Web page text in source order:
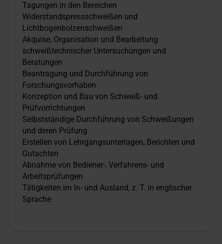
Tagungen in den Bereichen
Widerstandspressschweißen und
Lichtbogenbolzenschweißen
Akquise, Organisation und Bearbeitung
schweißtechnischer Untersuchungen und
Beratungen
Beantragung und Durchführung von
Forschungsvorhaben
Konzeption und Bau von Schweiß- und
Prüfvorrichtungen
Selbstständige Durchführung von Schweißungen
und deren Prüfung
Erstellen von Lehrgangsunterlagen, Berichten und
Gutachten
Abnahme von Bediener-, Verfahrens- und
Arbeitsprüfungen
Tätigkeiten im In- und Ausland, z. T. in englischer
Sprache